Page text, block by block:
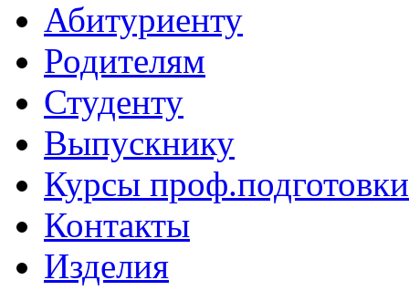
Абитуриенту
Родителям
Студенту
Выпускнику
Курсы проф.подготовки
Контакты
Изделия